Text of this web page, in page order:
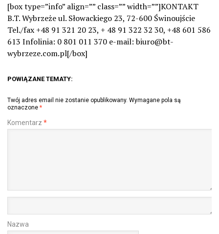
[box type=”info” align=”” class=”” width=””]KONTAKT
B.T. Wybrzeże ul. Słowackiego 23, 72-600 Świnoujście
Tel./fax +48 91 321 20 23, + 48 91 322 32 30, +48 601 586
613 Infolinia: 0 801 011 370 e-mail: biuro@bt-
wybrzeze.com.pl[/box]
POWIĄZANE TEMATY:
Twój adres email nie zostanie opublikowany. Wymagane pola są
oznaczone *
Komentarz *
Nazwa